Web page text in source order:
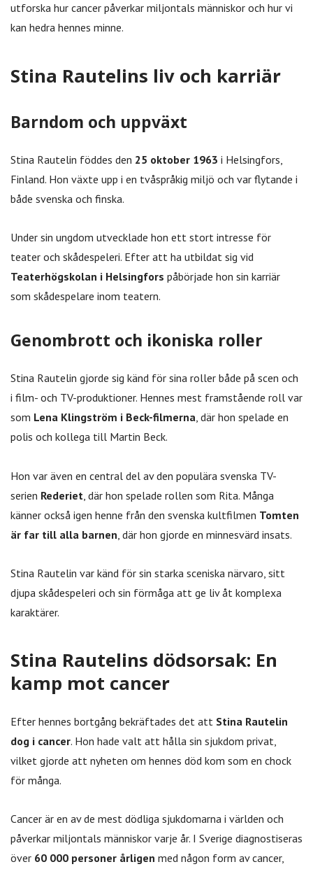
utforska hur cancer påverkar miljontals människor och hur vi
kan hedra hennes minne.
Stina Rautelins liv och karriär
Barndom och uppväxt
Stina Rautelin föddes den 25 oktober 1963 i Helsingfors,
Finland. Hon växte upp i en tvåspråkig miljö och var flytande i
både svenska och finska.
Under sin ungdom utvecklade hon ett stort intresse för
teater och skådespeleri. Efter att ha utbildat sig vid
Teaterhögskolan i Helsingfors påbörjade hon sin karriär
som skådespelare inom teatern.
Genombrott och ikoniska roller
Stina Rautelin gjorde sig känd för sina roller både på scen och
i film- och TV-produktioner. Hennes mest framstående roll var
som Lena Klingström i Beck-filmerna, där hon spelade en
polis och kollega till Martin Beck.
Hon var även en central del av den populära svenska TV-
serien Rederiet , där hon spelade rollen som Rita. Många
känner också igen henne från den svenska kultfilmen Tomten
är far till alla barnen , där hon gjorde en minnesvärd insats.
Stina Rautelin var känd för sin starka sceniska närvaro, sitt
djupa skådespeleri och sin förmåga att ge liv åt komplexa
karaktärer.
Stina Rautelins dödsorsak: En
kamp mot cancer
Efter hennes bortgång bekräftades det att Stina Rautelin
dog i cancer. Hon hade valt att hålla sin sjukdom privat,
vilket gjorde att nyheten om hennes död kom som en chock
för många.
Cancer är en av de mest dödliga sjukdomarna i världen och
påverkar miljontals människor varje år. I Sverige diagnostiseras
över 60 000 personer årligen med någon form av cancer,